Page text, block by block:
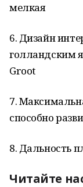
мелкая
6. Дизайн
голландским
Groot
7.
способно
8. Дальность
Читайте